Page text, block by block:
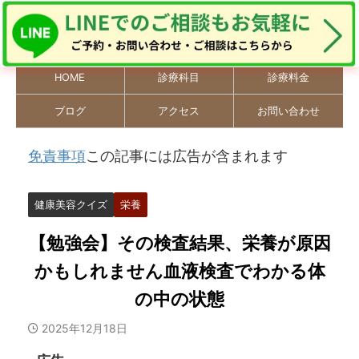
HOME 診療科目 診療料金
ブログ アクセス お問い合わせ
免責事項この記事には広告が含まれます
健康美容クイズ 栄養
【勉強会】その検査結果、栄養が原因
かもしれません血液検査でわかる体
の中の状態
2025年12月18日